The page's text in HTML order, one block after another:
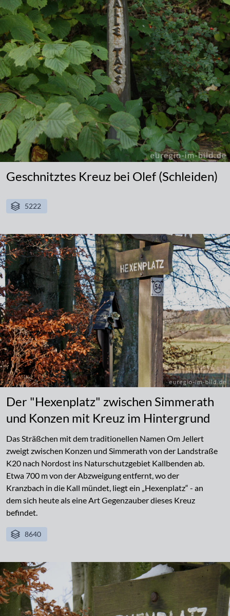
Geschnitztes Kreuz bei Olef (Schleiden)
5222
Der "Hexenplatz" zwischen Simmerath
und Konzen mit Kreuz im Hintergrund
Das Sträßchen mit dem traditionellen Namen Om Jellert
zweigt zwischen Konzen und Simmerath von der Landstraße
K20 nach Nordost ins Naturschutzgebiet Kallbenden ab.
Etwa 700 m von der Abzweigung entfernt, wo der
Kranzbach in die Kall mündet, liegt ein „Hexenplatz“ - an
dem sich heute als eine Art Gegenzauber dieses Kreuz
befindet.
8640